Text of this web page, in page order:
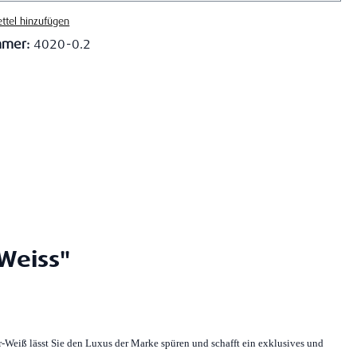
hinzufügen
4020-0.2
lässt Sie den Luxus der Marke spüren und schafft ein exklusives und